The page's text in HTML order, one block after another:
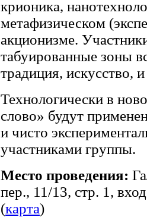
крионика,
метафизическом
акционизме.
табуированные зоны
традиция, искусство,
Технологически в
слово» будут
и чисто
участниками группы.
Место проведения:
пер., 11/13, стр. 1,
(карта)